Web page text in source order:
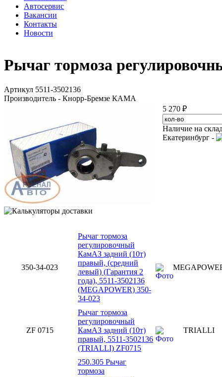
Автосервис
Вакансии
Контакты
Новости
Рычаг тормоза
Артикул 5511-3502136
Производитель - Кнорр-Бремзе КАМА
5 270 ₽
Наличие на
Екатеринбург -
350-34-023
Рычаг тормоза
регулировочный
КамАЗ задний (10т)
правый, (средний
левый) (Гарантия 2
года), 5511-3502136
(MEGAPOWER) 350-
34-023
ZF 0715
Рычаг тормоза
регулировочный
КамАЗ задний (10т)
правый, 5511-3502136
(TRIALLI) ZF0715
TRIALLI
250.305 Рычаг
тормоза